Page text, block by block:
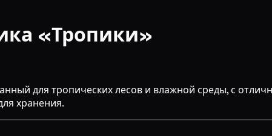
«Тропики»
для тропических лесов и влажной среды, с
хранения.